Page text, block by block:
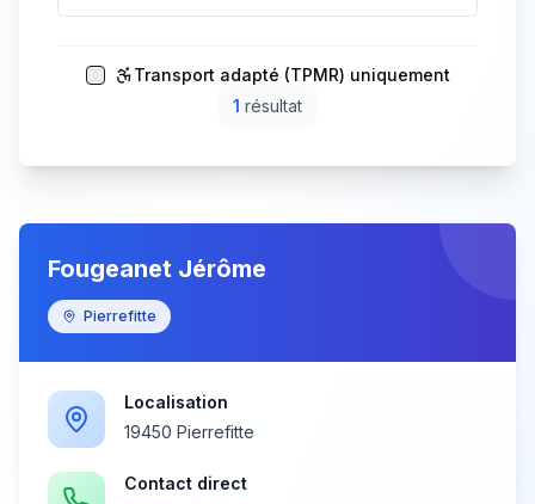
Transport adapté (TPMR) uniquement
1 résultat
Fougeanet Jérôme
Pierrefitte
Localisation
19450 Pierrefitte
Contact direct